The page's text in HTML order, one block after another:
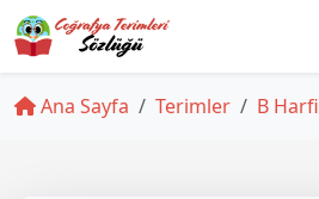
Ana Sayfa Terimler B Harfi